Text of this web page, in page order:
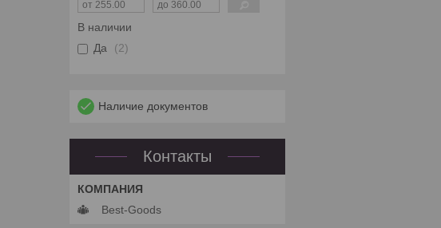
В наличии
Да
2
Наличие документов
Контакты
Best-Goods